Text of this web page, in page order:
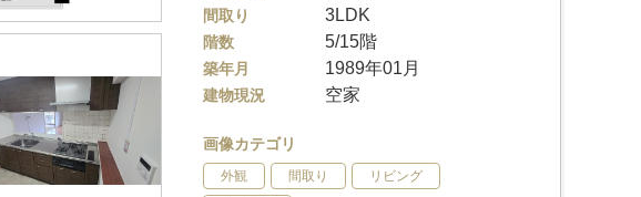
間取り 3LDK
階数 5/15階
築年月 1989年01月
建物現況 空家
画像カテゴリ
外観 間取り リビング